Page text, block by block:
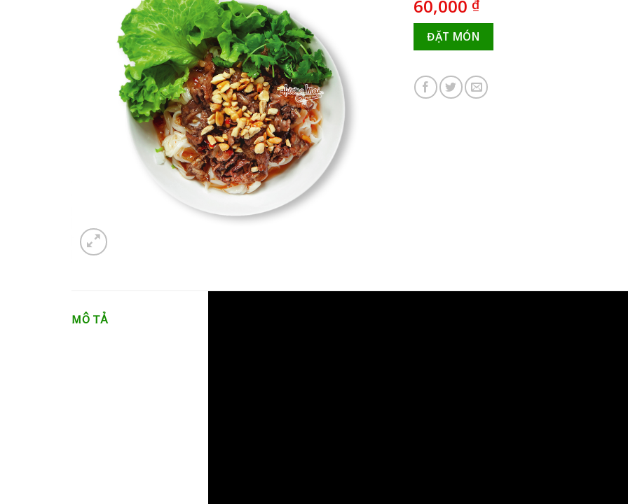
60,000 ₫
ĐẶT MÓN
MÔ TẢ